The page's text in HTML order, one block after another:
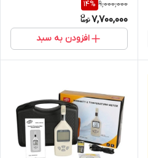
9,000,000
14%
7,700,000
افزودن به سبد